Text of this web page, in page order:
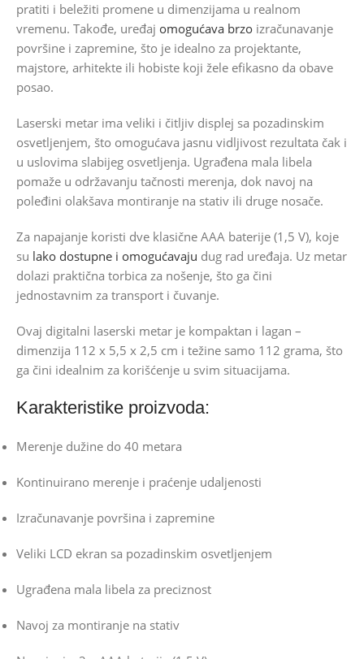
pratiti i beležiti promene u dimenzijama u realnom
vremenu. Takođe, uređaj omogućava brzo izračunavanje
površine i zapremine, što je idealno za projektante,
majstore, arhitekte ili hobiste koji žele efikasno da obave
posao.
Laserski metar ima veliki i čitljiv displej sa pozadinskim
osvetljenjem, što omogućava jasnu vidljivost rezultata čak i
u uslovima slabijeg osvetljenja. Ugrađena mala libela
pomaže u održavanju tačnosti merenja, dok navoj na
poleđini olakšava montiranje na stativ ili druge nosače.
Za napajanje koristi dve klasične AAA baterije (1,5 V), koje
su lako dostupne i omogućavaju dug rad uređaja. Uz metar
dolazi praktična torbica za nošenje, što ga čini
jednostavnim za transport i čuvanje.
Ovaj digitalni laserski metar je kompaktan i lagan –
dimenzija 112 x 5,5 x 2,5 cm i težine samo 112 grama, što
ga čini idealnim za korišćenje u svim situacijama.
Karakteristike proizvoda:
Merenje dužine do 40 metara
Kontinuirano merenje i praćenje udaljenosti
Izračunavanje površina i zapremine
Veliki LCD ekran sa pozadinskim osvetljenjem
Ugrađena mala libela za preciznost
Navoj za montiranje na stativ